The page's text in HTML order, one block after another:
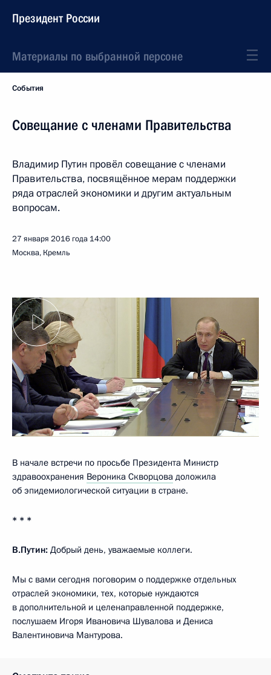
Президент России
Материалы по выбранной персоне
События
Совещание с членами Правительства
Владимир Путин провёл совещание с членами
Правительства, посвящённое мерам поддержки
ряда отраслей экономики и другим актуальным
вопросам.
27 января 2016 года 14:00
Москва, Кремль
В начале встречи по просьбе Президента Министр
здравоохранения Вероника Скворцова доложила
об эпидемиологической ситуации в стране.
* * *
В.Путин: Добрый день, уважаемые коллеги.
Мы с вами сегодня поговорим о поддержке отдельных
отраслей экономики, тех, которые нуждаются
в дополнительной и целенаправленной поддержке,
послушаем Игоря Ивановича Шувалова и Дениса
Валентиновича Мантурова.